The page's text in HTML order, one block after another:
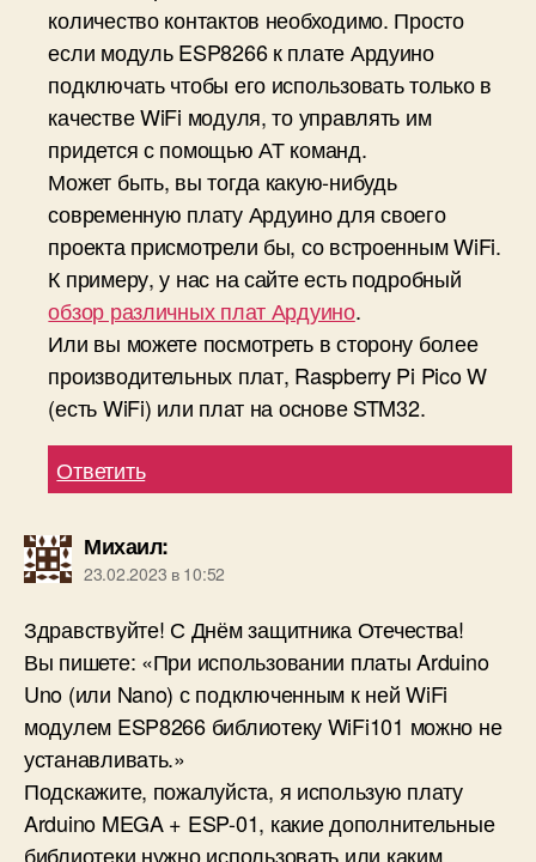
количество контактов необходимо. Просто
если модуль ESP8266 к плате Ардуино
подключать чтобы его использовать только в
качестве WiFi модуля, то управлять им
придется с помощью АТ команд.
Может быть, вы тогда какую-нибудь
современную плату Ардуино для своего
проекта присмотрели бы, со встроенным WiFi.
К примеру, у нас на сайте есть подробный
обзор различных плат Ардуино.
Или вы можете посмотреть в сторону более
производительных плат, Raspberry Pi Pico W
(есть WiFi) или плат на основе STM32.
Ответить
Михаил:
23.02.2023 в 10:52
Здравствуйте! С Днём защитника Отечества!
Вы пишете: «При использовании платы Arduino
Uno (или Nano) с подключенным к ней WiFi
модулем ESP8266 библиотеку WiFi101 можно не
устанавливать.»
Подскажите, пожалуйста, я использую плату
Arduino MEGA + ESP-01, какие дополнительные
библиотеки нужно использовать или каким